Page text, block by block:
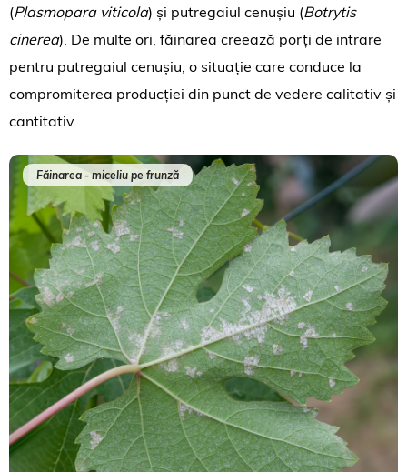
(Plasmopara viticola) și putregaiul cenușiu (Botrytis
cinerea). De multe ori, făinarea creează porți de intrare
pentru putregaiul cenușiu, o situație care conduce la
compromiterea producției din punct de vedere calitativ și
cantitativ.
Făinarea - miceliu pe frunză